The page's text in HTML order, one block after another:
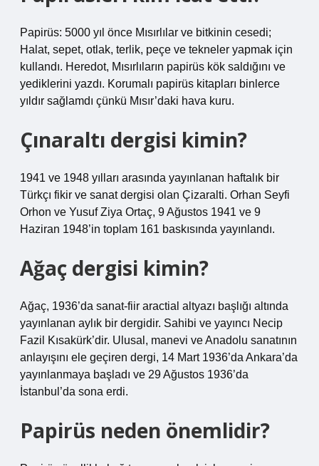
Papirüs: 5000 yıl önce Mısırlılar ve bitkinin cesedi;
Halat, sepet, otlak, terlik, peçe ve tekneler yapmak için
kullandı. Heredot, Mısırlıların papirüs kök saldığını ve
yediklerini yazdı. Korumalı papirüs kitapları binlerce
yıldır sağlamdı çünkü Mısır’daki hava kuru.
Çınaraltı dergisi kimin?
1941 ve 1948 yılları arasında yayınlanan haftalık bir
Türkçı fikir ve sanat dergisi olan Çizaralti. Orhan Seyfi
Orhon ve Yusuf Ziya Ortaç, 9 Ağustos 1941 ve 9
Haziran 1948’in toplam 161 baskısında yayınlandı.
Ağaç dergisi kimin?
Ağaç, 1936’da sanat-fiir aractial altyazı başlığı altında
yayınlanan aylık bir dergidir. Sahibi ve yayıncı Necip
Fazil Kısakürk’dir. Ulusal, manevi ve Anadolu sanatının
anlayışını ele geçiren dergi, 14 Mart 1936’da Ankara’da
yayınlanmaya başladı ve 29 Ağustos 1936’da
İstanbul’da sona erdi.
Papirüs neden önemlidir?